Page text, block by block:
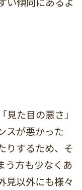
た目の悪さ」
スが悪かった
りするため、そ
う方も少なくあ
見以外にも様々